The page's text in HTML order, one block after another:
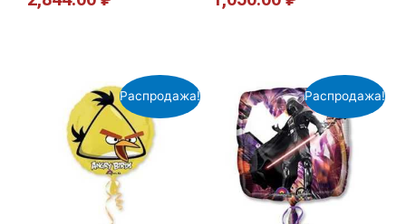
Распродажа! Распродажа!